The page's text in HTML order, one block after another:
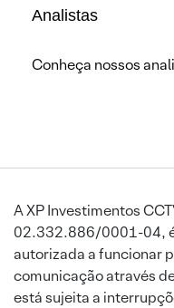
Analistas
Conheça nossos
A XP Investimentos
02.332.886/0001-04,
autorizada a funcionar
comunicação através
está sujeita a